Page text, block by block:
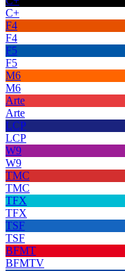
C+
F4
F4
F5
F5
M6
M6
Arte
Arte
LCP
LCP
W9
W9
TMC
TMC
TFX
TFX
TSF
TSF
BFMT
BFMTV